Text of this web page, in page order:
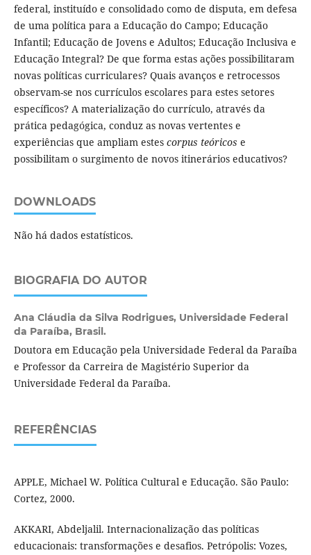
federal, instituído e consolidado como de disputa, em defesa
de uma política para a Educação do Campo; Educação
Infantil; Educação de Jovens e Adultos; Educação Inclusiva e
Educação Integral? De que forma estas ações possibilitaram
novas políticas curriculares? Quais avanços e retrocessos
observam-se nos currículos escolares para estes setores
específicos? A materialização do currículo, através da
prática pedagógica, conduz as novas vertentes e
experiências que ampliam estes corpus teóricos e
possibilitam o surgimento de novos itinerários educativos?
DOWNLOADS
Não há dados estatísticos.
BIOGRAFIA DO AUTOR
Ana Cláudia da Silva Rodrigues, Universidade Federal
da Paraíba, Brasil.
Doutora em Educação pela Universidade Federal da Paraíba
e Professor da Carreira de Magistério Superior da
Universidade Federal da Paraíba.
REFERÊNCIAS
APPLE, Michael W. Política Cultural e Educação. São Paulo:
Cortez, 2000.
AKKARI, Abdeljalil. Internacionalização das políticas
educacionais: transformações e desafios. Petrópolis: Vozes,